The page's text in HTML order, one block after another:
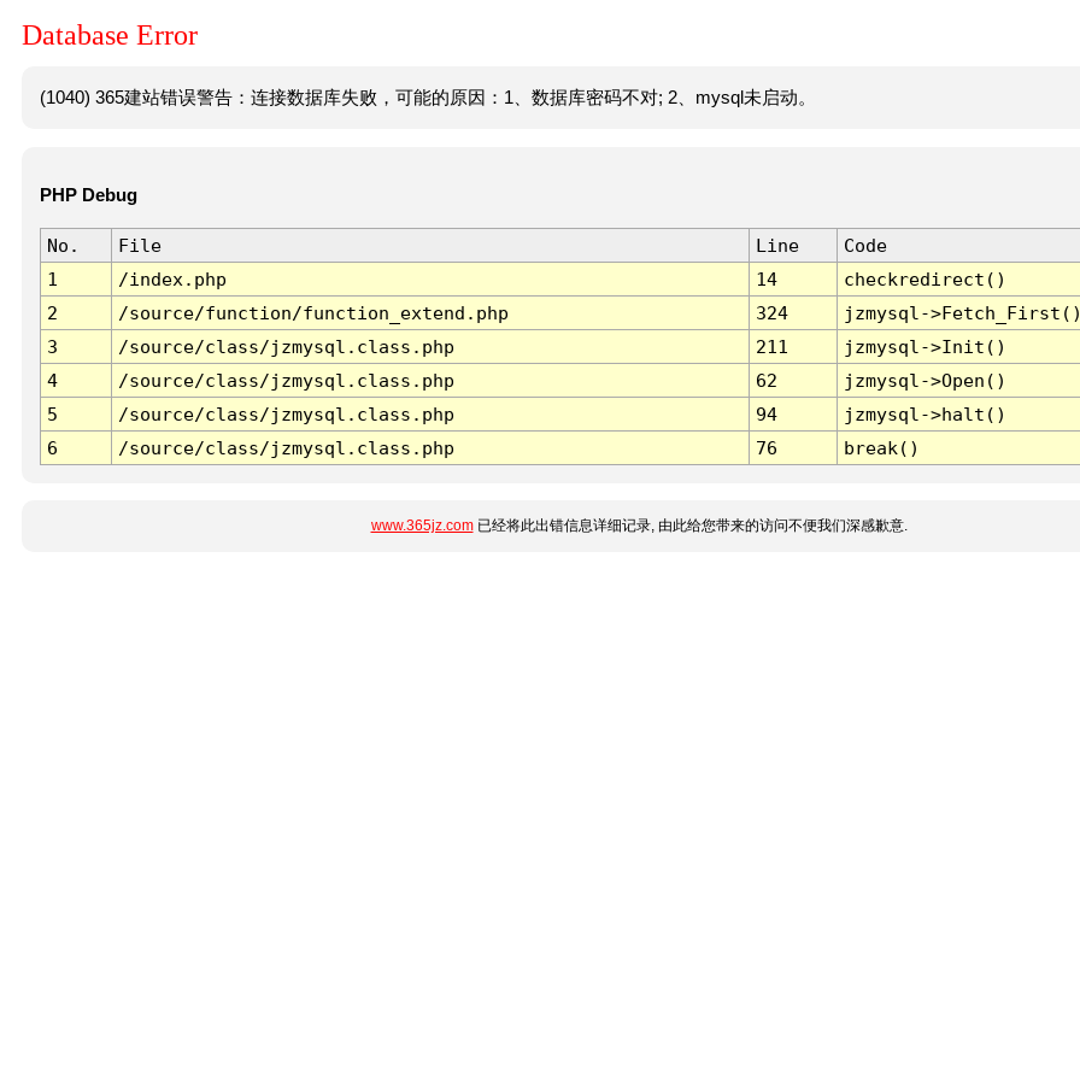
Database Error
(1040) 365建站错误警告：连接数据库失败，可能的原因：1、数据库密码不对; 2、mysql未启动。
PHP Debug
No. File Line
Code
1
/index.php 14
checkredirect()
2
/source/function/function_extend.php 324
jzmysql-
3
/source/class/jzmysql.class.php 211
jzmysql->Init()
4
/source/class/jzmysql.class.php 62
jzmysql->Open()
5
/source/class/jzmysql.class.php 94
jzmysql->halt()
6
/source/class/jzmysql.class.php 76 break()
www.365jz.com已经将此出错信息详细记录, 由此给您带来的访问不便我们深感歉意.